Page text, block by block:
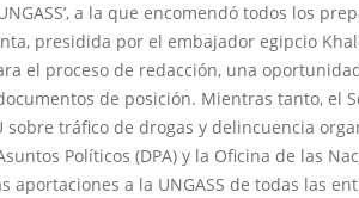
a la que encomendó todos los
presidida por el embajador egipcio
el proceso de redacción, una
de posición. Mientras tanto, el
sobre tráfico de drogas y delincuencia
Políticos (DPA) y la Oficina de las
aportaciones a la UNGASS de todas las